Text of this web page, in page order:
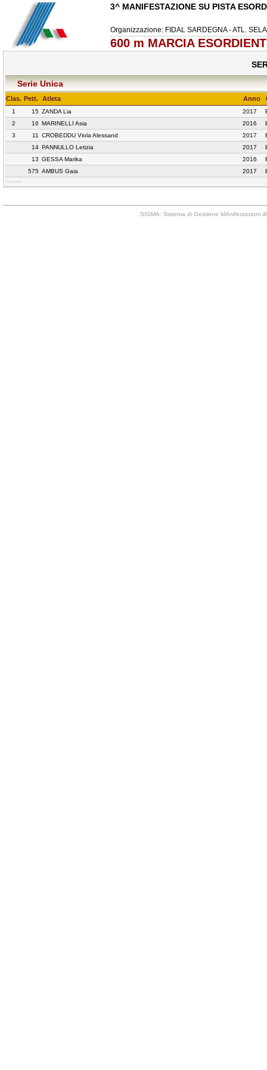
3^ MANIFESTAZIONE SU PISTA
Organizzazione: FIDAL SARDEGNA - ATL.
600 m MARCIA
Serie Unica
Clas. Pett. Atleta Anno
1 15 ZANDA Lia 2017
2
16 MARINELLI Asia 2016
3
11 CROBEDDU Viola Alessand 2017
14 PANNULLO Letizia 2017
13 GESSA Marika 2016
575 AMBUS Gaia 2017
SIGMA: Sistema di Gestione MAnifestazioni